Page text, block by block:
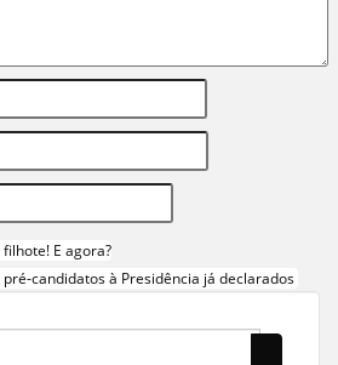
E agora?
candidatos à Presidência já declarados